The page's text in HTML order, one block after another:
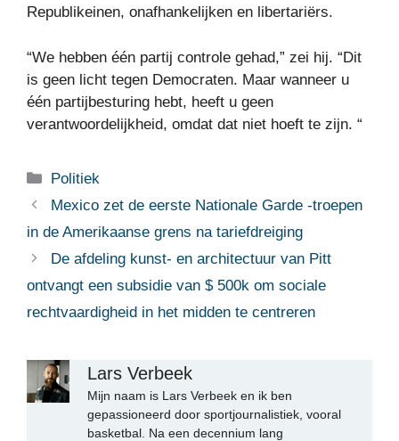
Republikeinen, onafhankelijken en libertariërs.
“We hebben één partij controle gehad,” zei hij. “Dit
is geen licht tegen Democraten. Maar wanneer u
één partijbesturing hebt, heeft u geen
verantwoordelijkheid, omdat dat niet hoeft te zijn. “
Categorieën
Politiek
Mexico zet de eerste Nationale Garde -troepen
in de Amerikaanse grens na tariefdreiging
De afdeling kunst- en architectuur van Pitt
ontvangt een subsidie ​​van $ 500k om sociale
rechtvaardigheid in het midden te centreren
Lars Verbeek
Mijn naam is Lars Verbeek en ik ben
gepassioneerd door sportjournalistiek, vooral
basketbal. Na een decennium lang